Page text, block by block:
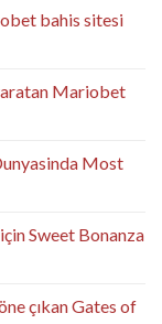
bahis sitesi
Mariobet
Most
Sweet Bonanza
çıkan Gates of